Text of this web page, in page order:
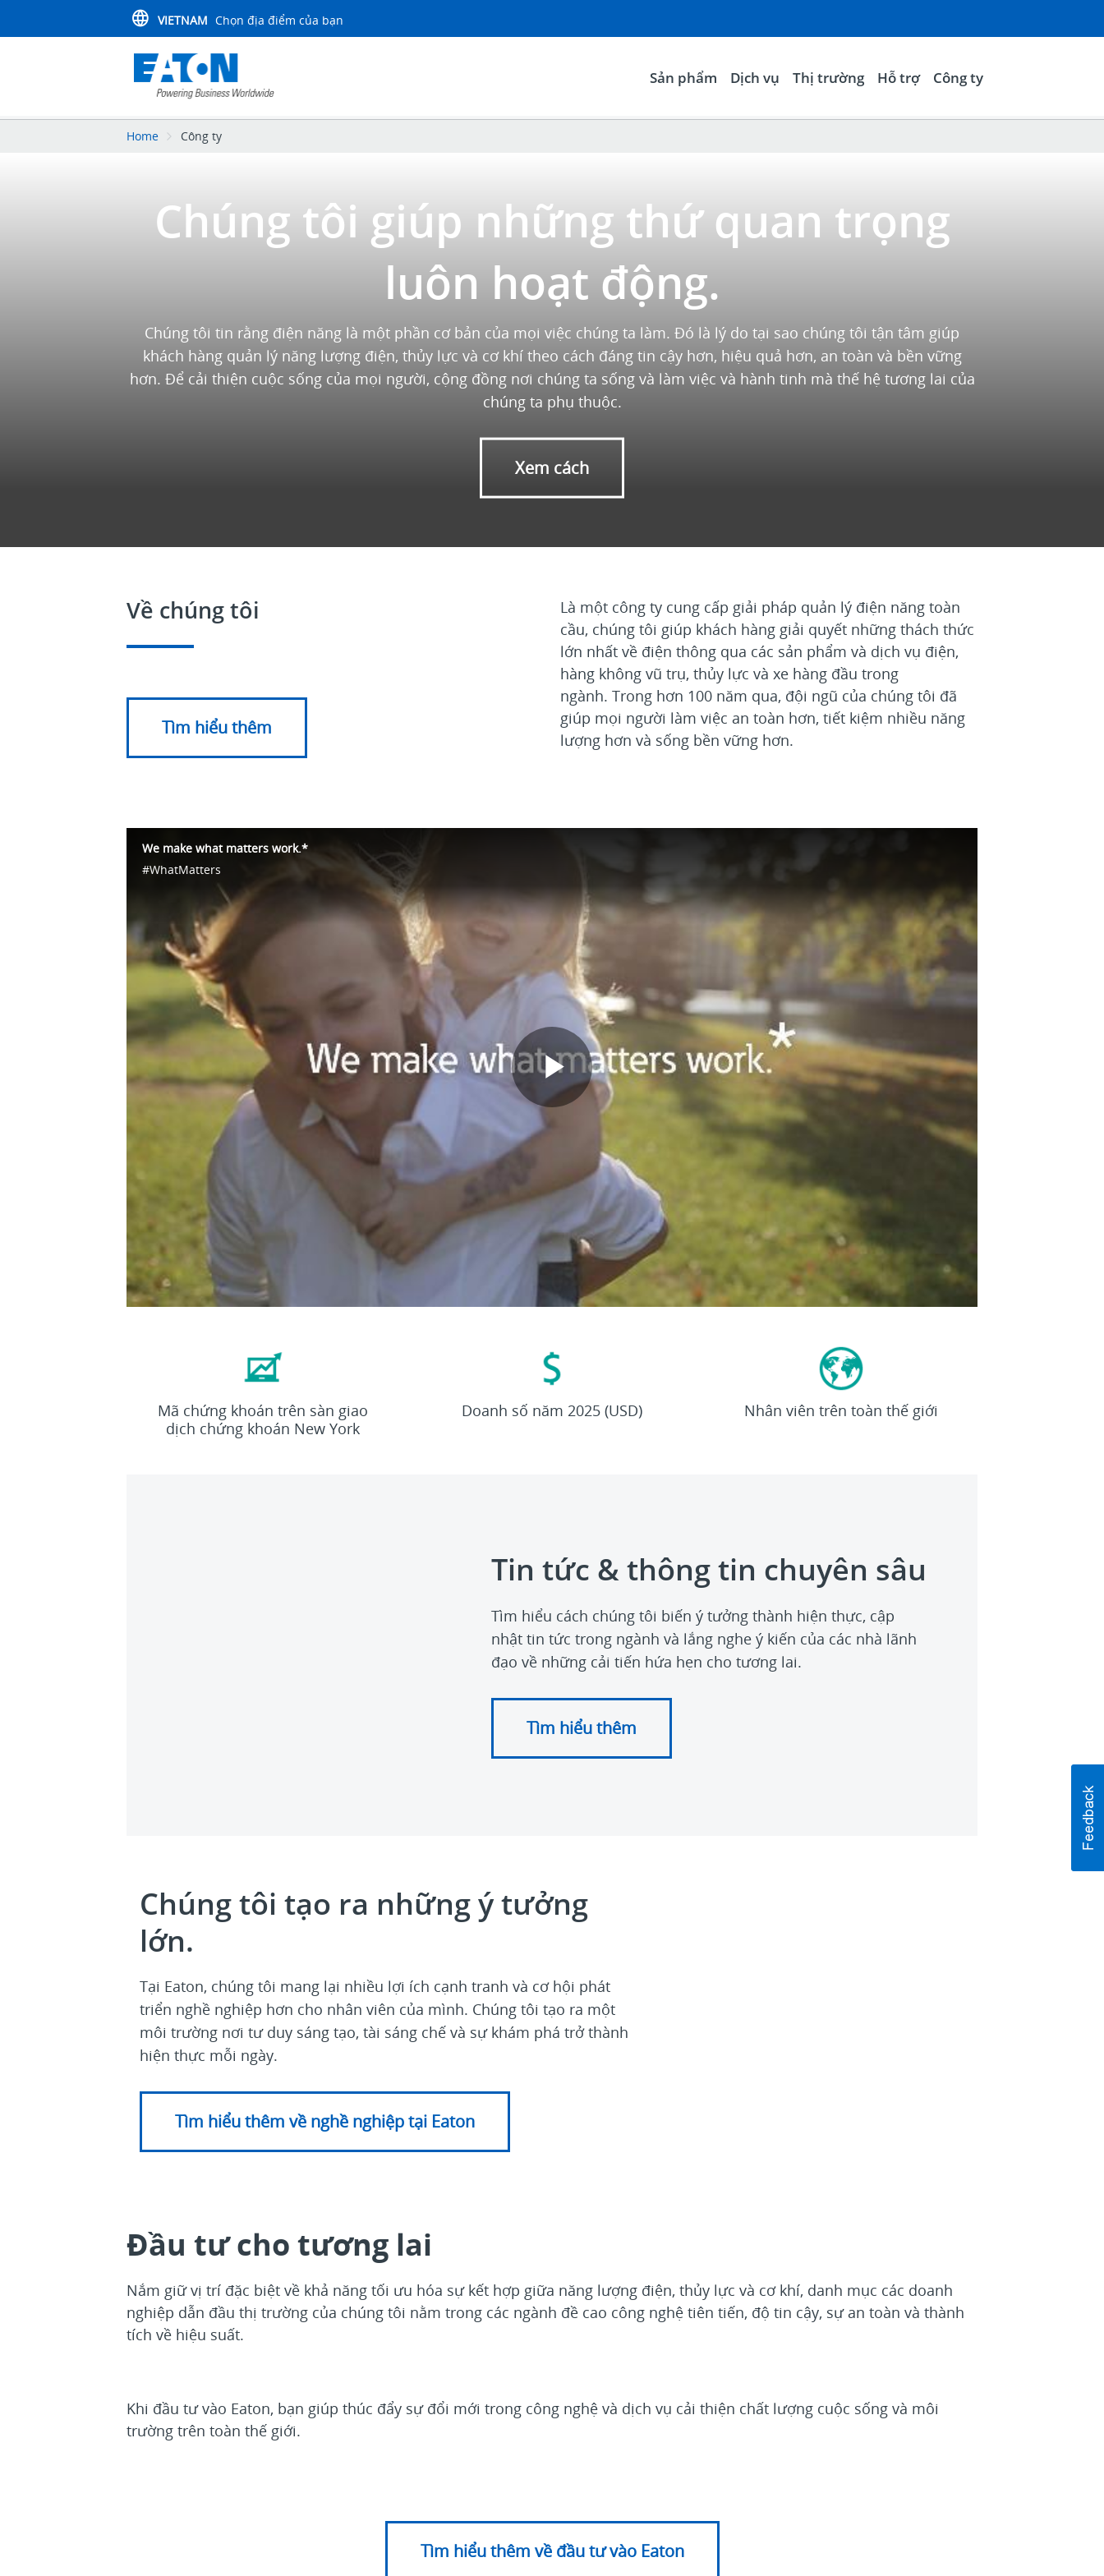
VIETNAM Chọn địa điểm của bạn
Sản phẩm Dịch vụ Thị trường Hỗ trợ Công ty
Home Công ty
Chúng tôi giúp những thứ quan trọng
luôn hoạt động.
Chúng tôi tin rằng điện năng là một phần cơ bản của mọi việc chúng ta làm. Đó là lý do tại sao chúng tôi tận tâm giúp
khách hàng quản lý năng lượng điện, thủy lực và cơ khí theo cách đáng tin cậy hơn, hiệu quả hơn, an toàn và bền vững
hơn. Để cải thiện cuộc sống của mọi người, cộng đồng nơi chúng ta sống và làm việc và hành tinh mà thế hệ tương lai của
chúng ta phụ thuộc.
Xem cách
Về chúng tôi
Tìm hiểu thêm
Là một công ty cung cấp giải pháp quản lý điện năng toàn
cầu, chúng tôi giúp khách hàng giải quyết những thách thức
lớn nhất về điện thông qua các sản phẩm và dịch vụ điện,
hàng không vũ trụ, thủy lực và xe hàng đầu trong
ngành. Trong hơn 100 năm qua, đội ngũ của chúng tôi đã
giúp mọi người làm việc an toàn hơn, tiết kiệm nhiều năng
lượng hơn và sống bền vững hơn.
We make what matters work.*
#WhatMatters
Play
Video
Mã chứng khoán trên sàn giao
dịch chứng khoán New York
27,4
Doanh số năm 2025 (USD)
>92K
Nhân viên trên toàn thế giới
Tin tức & thông tin chuyên sâu
Tìm hiểu cách chúng tôi biến ý tưởng thành hiện thực, cập
nhật tin tức trong ngành và lắng nghe ý kiến của các nhà lãnh
đạo về những cải tiến hứa hẹn cho tương lai.
Tìm hiểu thêm
Chúng tôi tạo ra những ý tưởng
lớn.
Tại Eaton, chúng tôi mang lại nhiều lợi ích cạnh tranh và cơ hội phát
triển nghề nghiệp hơn cho nhân viên của mình. Chúng tôi tạo ra một
môi trường nơi tư duy sáng tạo, tài sáng chế và sự khám phá trở thành
hiện thực mỗi ngày.
Tìm hiểu thêm về nghề nghiệp tại Eaton
Đầu tư cho tương lai
Nắm giữ vị trí đặc biệt về khả năng tối ưu hóa sự kết hợp giữa năng lượng điện, thủy lực và cơ khí, danh mục các doanh
nghiệp dẫn đầu thị trường của chúng tôi nằm trong các ngành đề cao công nghệ tiên tiến, độ tin cậy, sự an toàn và thành
tích về hiệu suất.
Khi đầu tư vào Eaton, bạn giúp thúc đẩy sự đổi mới trong công nghệ và dịch vụ cải thiện chất lượng cuộc sống và môi
trường trên toàn thế giới.
Tìm hiểu thêm về đầu tư vào Eaton